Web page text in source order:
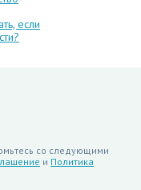
если
со следующими
и Политика